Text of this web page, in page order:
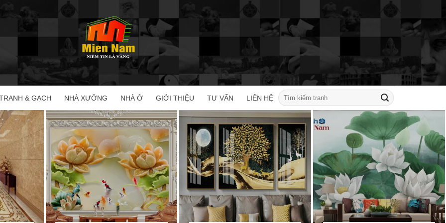
& GẠCH NHÀ XƯỞNG NHÀ Ở GIỚI THIỆU TƯ VẤN LIÊN HỆ
Tìm
kiếm: